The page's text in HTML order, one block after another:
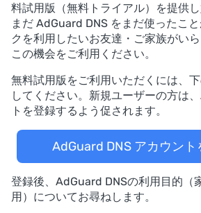
料試用版（無料トライアル）を提供し
まだ AdGuard DNS をまだ使ったこ
クを利用したいお友達・ご家族がい
この機会をご利用ください。
無料試用版をご利用いただくには、
してください。新規ユーザーの方は
トを登録するよう促されます。
AdGuard DNS アカウント
登録後、AdGuard DNSの利用目的（
用）についてお尋ねします。